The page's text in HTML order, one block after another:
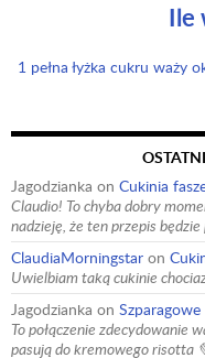
Ile
1 pełna łyżka cukru waży
Jagodzianka on Cukinia
Claudio! To chyba dobry
nadzieję, że ten przepis
ClaudiaMorningstar on
Uwielbiam taką cukinie
Jagodzianka on
To połączenie zdecydowanie
pasują do kremowego risotta